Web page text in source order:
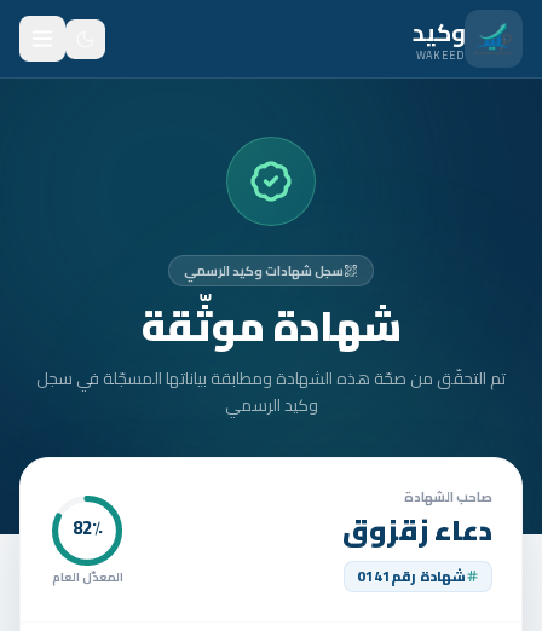
انتقل للمحتوى الرئيسي
وكيد
WAKEED
المتدربون
الأمان
تواصل
الوظائف
سجل شهادات وكيد الرسمي
شهادة موثّقة
تم التحقّق من صحّة هذه الشهادة ومطابقة بياناتها المسجّلة في سجل
وكيد الرسمي
صاحب الشهادة
دعاء زقزوق
شهادة رقم0141
82٪
المعدّل العام